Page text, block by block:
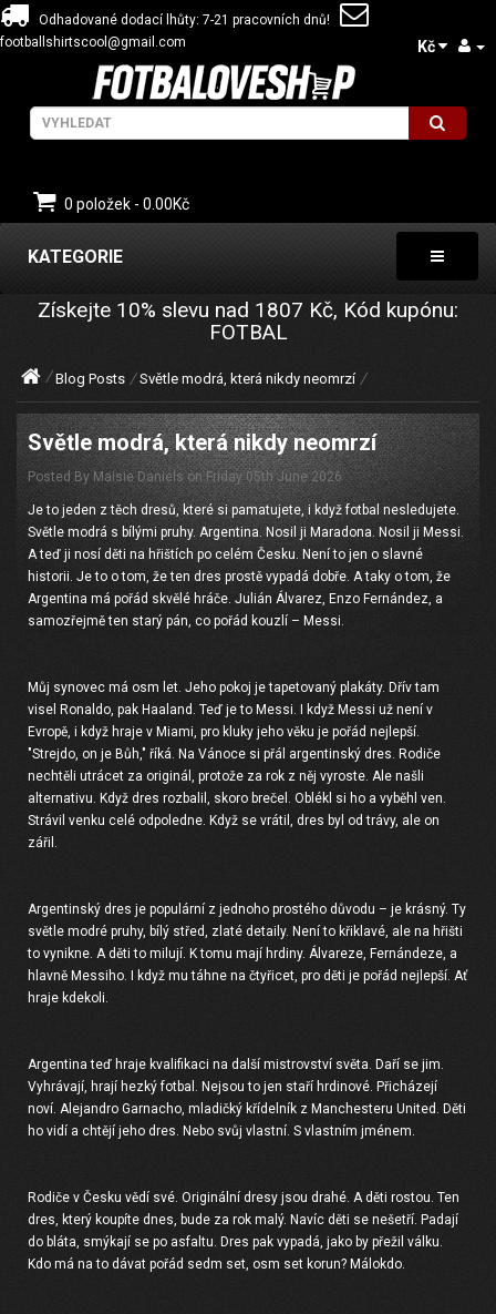
Odhadované dodací lhůty: 7-21 pracovních dnů!
footballshirtscool@gmail.com
Kč
0 položek - 0.00Kč
KATEGORIE
Získejte 10% slevu nad 1807 Kč, Kód kupónu:
FOTBAL
Blog Posts Světle modrá, která nikdy neomrzí
Světle modrá, která nikdy neomrzí
Posted By Maisie Daniels on Friday 05th June 2026
Je to jeden z těch dresů, které si pamatujete, i když fotbal nesledujete.
Světle modrá s bílými pruhy. Argentina. Nosil ji Maradona. Nosil ji Messi.
A teď ji nosí děti na hřištích po celém Česku. Není to jen o slavné
historii. Je to o tom, že ten dres prostě vypadá dobře. A taky o tom, že
Argentina má pořád skvělé hráče. Julián Álvarez, Enzo Fernández, a
samozřejmě ten starý pán, co pořád kouzlí – Messi.
Můj synovec má osm let. Jeho pokoj je tapetovaný plakáty. Dřív tam
visel Ronaldo, pak Haaland. Teď je to Messi. I když Messi už není v
Evropě, i když hraje v Miami, pro kluky jeho věku je pořád nejlepší.
"Strejdo, on je Bůh," říká. Na Vánoce si přál argentinský dres. Rodiče
nechtěli utrácet za originál, protože za rok z něj vyroste. Ale našli
alternativu. Když dres rozbalil, skoro brečel. Oblékl si ho a vyběhl ven.
Strávil venku celé odpoledne. Když se vrátil, dres byl od trávy, ale on
zářil.
Argentinský dres je populární z jednoho prostého důvodu – je krásný. Ty
světle modré pruhy, bílý střed, zlaté detaily. Není to křiklavé, ale na hřišti
to vynikne. A děti to milují. K tomu mají hrdiny. Álvareze, Fernándeze, a
hlavně Messiho. I když mu táhne na čtyřicet, pro děti je pořád nejlepší. Ať
hraje kdekoli.
Argentina teď hraje kvalifikaci na další mistrovství světa. Daří se jim.
Vyhrávají, hrají hezký fotbal. Nejsou to jen staří hrdinové. Přicházejí
noví. Alejandro Garnacho, mladičký křídelník z Manchesteru United. Děti
ho vidí a chtějí jeho dres. Nebo svůj vlastní. S vlastním jménem.
Rodiče v Česku vědí své. Originální dresy jsou drahé. A děti rostou. Ten
dres, který koupíte dnes, bude za rok malý. Navíc děti se nešetří. Padají
do bláta, smýkají se po asfaltu. Dres pak vypadá, jako by přežil válku.
Kdo má na to dávat pořád sedm set, osm set korun? Málokdo.